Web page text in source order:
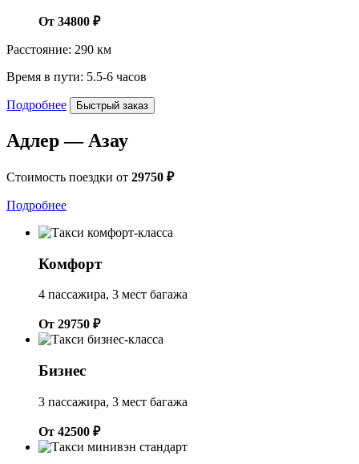
От 34800 ₽
Расстояние: 290 км
Время в пути: 5.5-6 часов
Подробнее Быстрый заказ
Адлер — Азау
Стоимость поездки от 29750 ₽
Подробнее
Комфорт
4 пассажира, 3 мест багажа
От 29750 ₽
Бизнес
3 пассажира, 3 мест багажа
От 42500 ₽